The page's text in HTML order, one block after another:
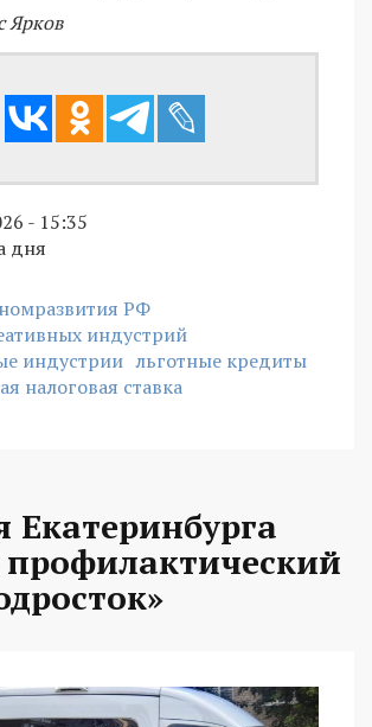
Ярков
- 15:35
дня
РФ
индустрий
индустрии льготные кредиты
налоговая ставка
Екатеринбурга
профилактический